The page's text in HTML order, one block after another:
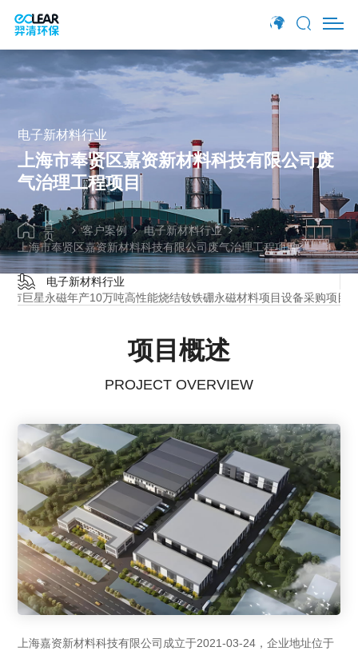
电子新材料行业
上海市奉贤区嘉资新材料科技有限公司废
气治理工程项目
首
页
客户案例
电子新材料行业
上海市奉贤区嘉资新材料科技有限公司废气治理工程项目
电子新材料行业
市巨星永磁年产10万吨高性能烧结钕铁硼永磁材料项目设备采购项目
项目概述
PROJECT OVERVIEW
上海嘉资新材料科技有限公司成立于2021-03-24，企业地址位于